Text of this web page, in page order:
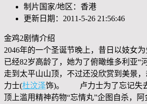
制片国家/地区：香港
更新日期：2011-5-26 21:56:46
金鸡2剧情介绍
2046年的一个圣诞节晚上，昔日以妓女
已经82岁高龄了，她为了俯瞰维多利亚“
走到太平山山顶，不过还没欣赏到美景
力士(杜汶泽饰)。 卢力士为了忘记失
顶上滥用精神药物“忘情丸”企图自杀，